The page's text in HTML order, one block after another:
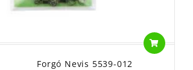
Forgó Nevis 5539-012